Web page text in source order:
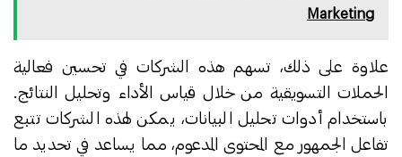
Marketing
علاوة على ذلك، تسهم هذه الشركات في تحسين فعالية
الحملات التسويقية من خلال قياس الأداء وتحليل النتائج.
باستخدام أدوات تحليل البيانات، يمكن لهذه الشركات تتبع
تفاعل الجمهور مع المحتوى المدعوم، مما يساعد في تحديد ما